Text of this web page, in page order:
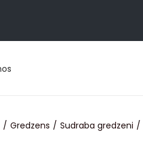
/ Gredzens / Sudraba gredzeni /